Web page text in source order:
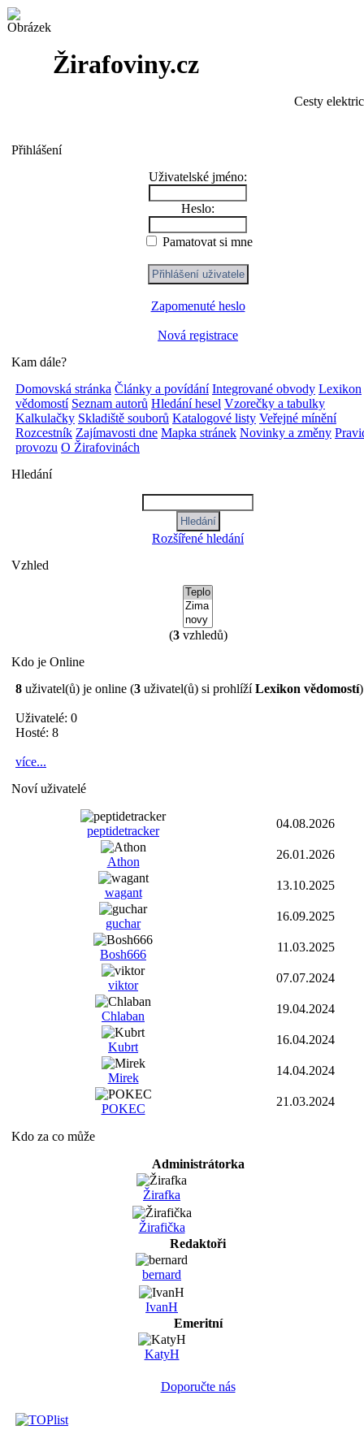
Žirafoviny.cz
Cesty
Přihlášení
Uživatelské jméno:
Heslo:
Pamatovat si mne
Zapomenuté heslo
Nová registrace
Kam dále?
Domovská stránka Články a povídání Integrované obvody Lexikon
vědomostí Seznam autorů Hledání hesel Vzorečky a tabulky
Kalkulačky Skladiště souborů Katalogové listy Veřejné mínění
Rozcestník Zajímavosti dne Mapka stránek Novinky a změny
provozu O Žirafovinách
Hledání
Rozšířené hledání
Vzhled
(3vzhledů)
Kdo je Online
8 uživatel(ů) je online (3 uživatel(ů) si prohlížíLexikon vědomostí)
Uživatelé: 0
Hosté: 8
více...
Noví uživatelé
peptidetracker
04.08.2026
Athon
26.01.2026
wagant
13.10.2025
guchar
16.09.2025
Bosh666
11.03.2025
viktor
07.07.2024
Chlaban
19.04.2024
Kubrt
16.04.2024
Mirek
14.04.2024
POKEC
21.03.2024
Kdo za co může
Administrátorka
Žirafka
Žirafička
Redaktoři
bernard
IvanH
Emeritní
KatyH
Doporučte nás